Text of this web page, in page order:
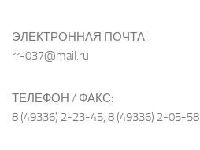
ЭЛЕКТРОННАЯ ПОЧТА:
rr-037@mail.ru
ТЕЛЕФОН / ФАКС:
8 (49336) 2-23-45, 8 (49336) 2-05-58